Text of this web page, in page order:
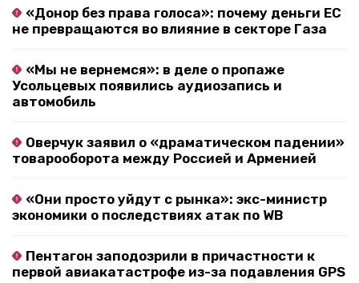
«Донор без права голоса»: почему деньги ЕС
не превращаются во влияние в секторе Газа
«Мы не вернемся»: в деле о пропаже
Усольцевых появились аудиозапись и
автомобиль
Оверчук заявил о «драматическом падении»
товарооборота между Россией и Арменией
«Они просто уйдут с рынка»: экс-министр
экономики о последствиях атак по WB
Пентагон заподозрили в причастности к
первой авиакатастрофе из-за подавления GPS